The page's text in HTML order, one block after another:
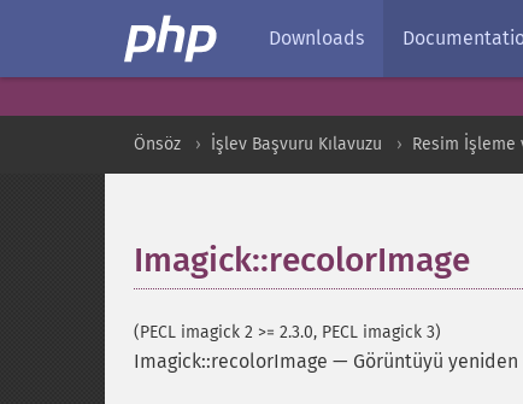
Downloads
Önsöz İşlev Başvuru Kılavuzu Resim İşleme
Imagick::recolorImage
(PECL imagick 2 >= 2.3.0, PECL imagick 3)
Imagick::recolorImage — Görüntüyü